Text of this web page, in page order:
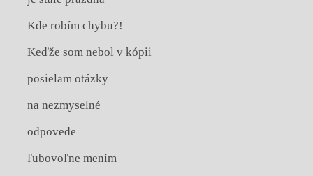
Kde robím chybu?!
Keďže som nebol v kópii
posielam otázky
na nezmyselné
odpovede
ľubovoľne mením